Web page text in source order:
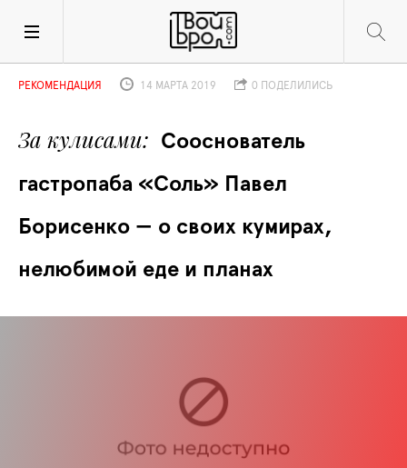
За кулисами
Сооснователь
гастропаба «Соль» Павел
Борисенко — о своих кумирах,
нелюбимой еде и планах
РЕКОМЕНДАЦИЯ 14 МАРТА 2019 0 ПОДЕЛИЛИСЬ